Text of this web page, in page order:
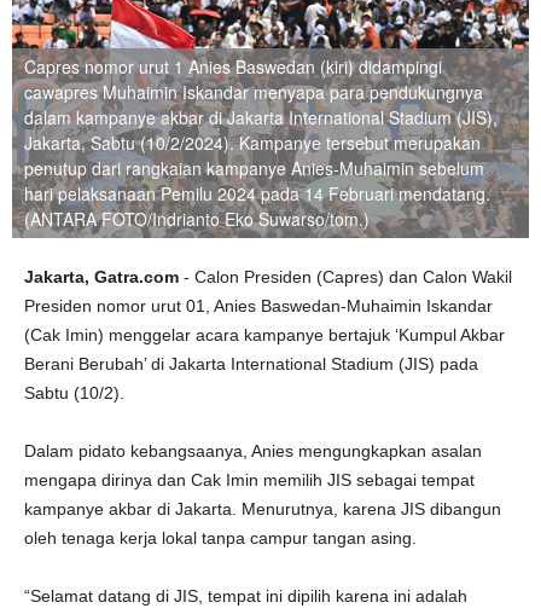
Capres nomor urut 1 Anies Baswedan (kiri) didampingi
cawapres Muhaimin Iskandar menyapa para pendukungnya
dalam kampanye akbar di Jakarta International Stadium (JIS),
Jakarta, Sabtu (10/2/2024). Kampanye tersebut merupakan
penutup dari rangkaian kampanye Anies-Muhaimin sebelum
hari pelaksanaan Pemilu 2024 pada 14 Februari mendatang.
(ANTARA FOTO/Indrianto Eko Suwarso/tom.)
Jakarta, Gatra.com - Calon Presiden (Capres) dan Calon Wakil
Presiden nomor urut 01, Anies Baswedan-Muhaimin Iskandar
(Cak Imin) menggelar acara kampanye bertajuk ‘Kumpul Akbar
Berani Berubah’ di Jakarta International Stadium (JIS) pada
Sabtu (10/2).
Dalam pidato kebangsaanya, Anies mengungkapkan asalan
mengapa dirinya dan Cak Imin memilih JIS sebagai tempat
kampanye akbar di Jakarta. Menurutnya, karena JIS dibangun
oleh tenaga kerja lokal tanpa campur tangan asing.
“Selamat datang di JIS, tempat ini dipilih karena ini adalah